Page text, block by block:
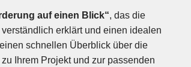
auf einen Blick“, das die
erklärt und einen idealen
schnellen Überblick über die
Ihrem Projekt und zur passenden